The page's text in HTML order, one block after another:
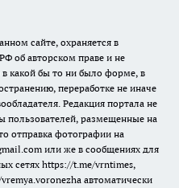
сайте, охраняется в
об авторском праве и не
какой бы то ни было форме, в
переработке не иначе
Редакция портала не
пользователей, размещенные на
отправка фотографии на
или же в сообщениях для
сетях https://t.me/vrntimes,
автоматически